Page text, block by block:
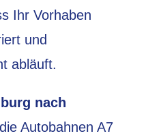
Ihr Vorhaben
und
abläuft.
nach
Autobahnen A7